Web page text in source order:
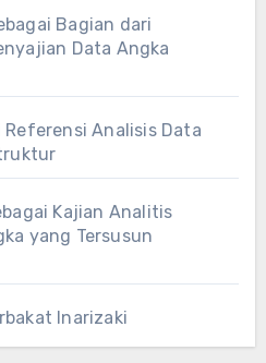
Bagian dari
Data Angka
Referensi Analisis Data
Kajian Analitis
yang Tersusun
Inarizaki